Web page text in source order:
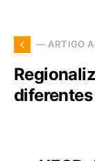
— ARTIGO